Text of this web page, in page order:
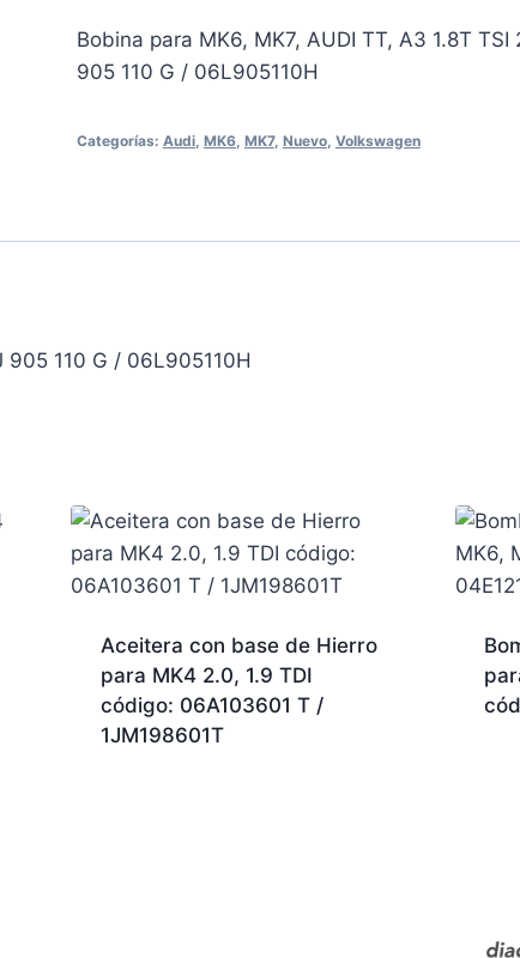
Bobina para MK6, MK7, AUDI TT, A3 1.8T
905 110 G / 06L905110H
Categorías: Audi, MK6, MK7, Nuevo, Volkswagen
905 110 G / 06L905110H
Aceitera con base de Hierro
para MK4 2.0, 1.9 TDI
código: 06A103601 T /
1JM198601T
¡Hola,
MK6, MK7,
3 código: